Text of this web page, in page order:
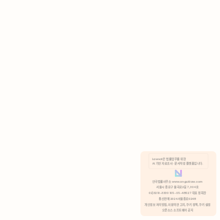
분석 쿠키 허용
Lawvot은 법률업무를 위한
AI 기반 자료조사 · 문서작성 플랫폼입니다.
안국법률사무소 www.anguklaw.com
서울시 종로구 율곡로2길 7, 304호
02)3210-3330 105-05-48527 대표 정희찬
통신판매 2024서울종로0248
개인정보 처리방침, 이용약관 고지, 쿠키 정책, 쿠키 설정
오픈소스 소프트웨어 공지